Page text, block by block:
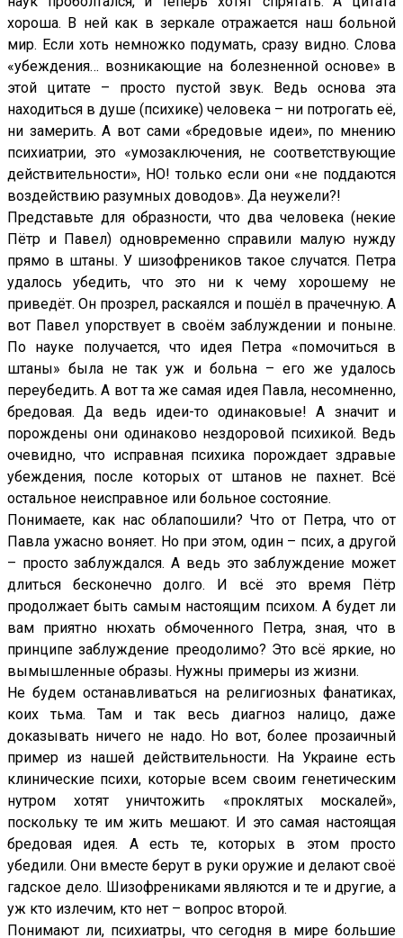
хороша. В ней как в зеркале отражается наш больной
мир. Если хоть немножко подумать, сразу видно. Слова
«убеждения… возникающие на болезненной основе» в
этой цитате – просто пустой звук. Ведь основа эта
находиться в душе (психике) человека – ни потрогать её,
ни замерить. А вот сами «бредовые идеи», по мнению
психиатрии, это «умозаключения, не соответствующие
действительности», НО! только если они «не поддаются
воздействию разумных доводов». Да неужели?!
Представьте для образности, что два человека (некие
Пётр и Павел) одновременно справили малую нужду
прямо в штаны. У шизофреников такое случатся. Петра
удалось убедить, что это ни к чему хорошему не
приведёт. Он прозрел, раскаялся и пошёл в прачечную. А
вот Павел упорствует в своём заблуждении и поныне.
По науке получается, что идея Петра «помочиться в
штаны» была не так уж и больна – его же удалось
переубедить. А вот та же самая идея Павла, несомненно,
бредовая. Да ведь идеи-то одинаковые! А значит и
порождены они одинаково нездоровой психикой. Ведь
очевидно, что исправная психика порождает здравые
убеждения, после которых от штанов не пахнет. Всё
остальное неисправное или больное состояние.
Понимаете, как нас облапошили? Что от Петра, что от
Павла ужасно воняет. Но при этом, один – псих, а другой
– просто заблуждался. А ведь это заблуждение может
длиться бесконечно долго. И всё это время Пётр
продолжает быть самым настоящим психом. А будет ли
вам приятно нюхать обмоченного Петра, зная, что в
принципе заблуждение преодолимо? Это всё яркие, но
вымышленные образы. Нужны примеры из жизни.
Не будем останавливаться на религиозных фанатиках,
коих тьма. Там и так весь диагноз налицо, даже
доказывать ничего не надо. Но вот, более прозаичный
пример из нашей действительности. На Украине есть
клинические психи, которые всем своим генетическим
нутром хотят уничтожить «проклятых москалей»,
поскольку те им жить мешают. И это самая настоящая
бредовая идея. А есть те, которых в этом просто
убедили. Они вместе берут в руки оружие и делают своё
гадское дело. Шизофрениками являются и те и другие, а
уж кто излечим, кто нет – вопрос второй.
Понимают ли, психиатры, что сегодня в мире большие